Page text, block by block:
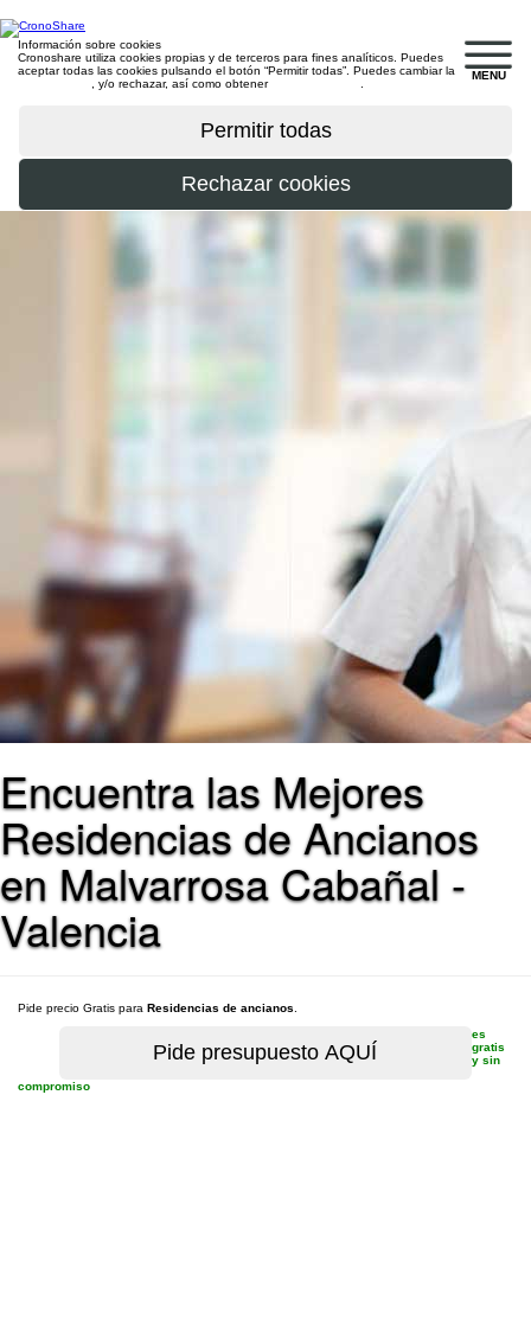
MENU
Información sobre cookies
Cronoshare utiliza cookies propias y de terceros para fines analíticos. Puedes
aceptar todas las cookies pulsando el botón “Permitir todas”. Puedes cambiar la
, y/o rechazar, así como obtener
Encuentra las Mejores
Residencias de Ancianos
en Malvarrosa Cabañal -
Valencia
Pide precio Gratis para Residencias de ancianos
es
gratis
y sin
compromiso